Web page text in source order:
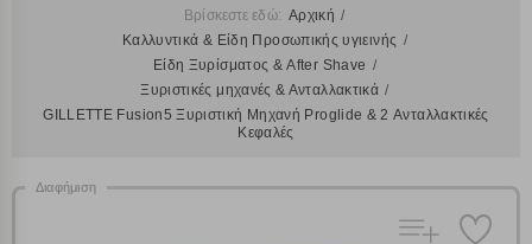
Βρίσκεστε εδώ: Αρχική
Καλλυντικά & Είδη Προσωπικής υγιεινής
Είδη Ξυρίσματος & After Shave
Ξυριστικές μηχανές & Ανταλλακτικά
GILLETTE Fusion5 Ξυριστική Μηχανή Proglide & 2 Ανταλλακτικές
Κεφαλές
Διαφήμιση